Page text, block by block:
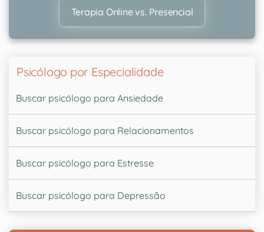
Terapia Online vs. Presencial
Psicólogo por Especialidade
Buscar psicólogo para Ansiedade
Buscar psicólogo para Relacionamentos
Buscar psicólogo para Estresse
Buscar psicólogo para Depressão